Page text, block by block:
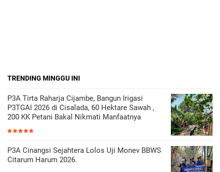
TRENDING MINGGU INI
P3A Tirta Raharja Cijambe, Bangun Irigasi
P3TGAI 2026 di Cisalada, 60 Hektare Sawah ,
200 KK Petani Bakal Nikmati Manfaatnya
P3A Cinangsi Sejahtera Lolos Uji Monev BBWS
Citarum Harum 2026.